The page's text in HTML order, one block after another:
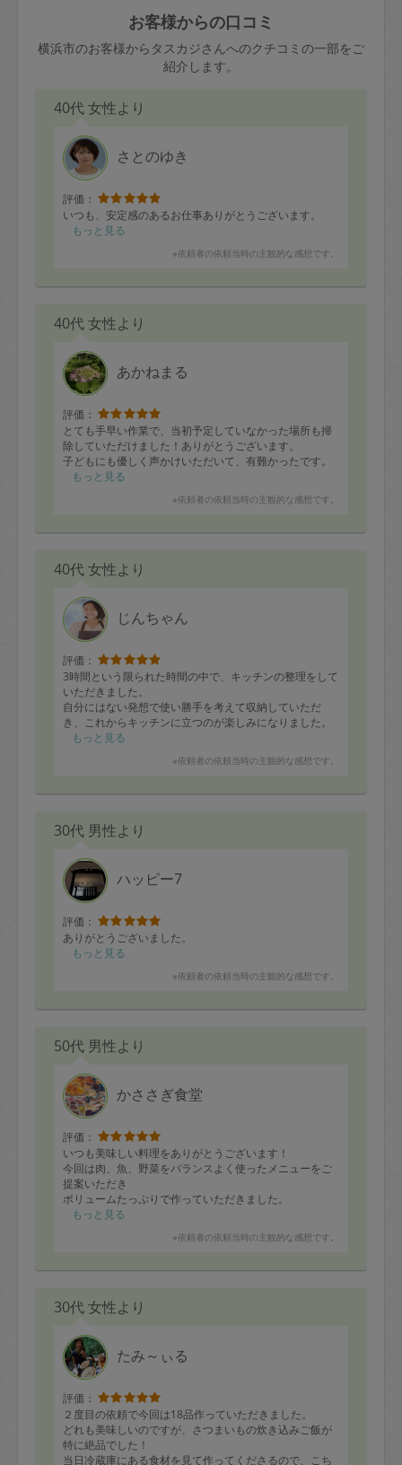
お客様からの口コミ
横浜市のお客様からタスカジさんへのクチコミの一部をご
紹介します。
40代 女性より
さとのゆき
評価：
いつも、安定感のあるお仕事ありがとうございます。
もっと見る
※依頼者の依頼当時の主観的な感想です。
40代 女性より
あかねまる
評価：
とても手早い作業で、当初予定していなかった場所も掃
除していただけました！ありがとうございます。
子どもにも優しく声かけいただいて、有難かったです。
もっと見る
※依頼者の依頼当時の主観的な感想です。
40代 女性より
じんちゃん
評価：
3時間という限られた時間の中で、キッチンの整理をして
いただきました。
自分にはない発想で使い勝手を考えて収納していただ
き、これからキッチンに立つのが楽しみになりました。
もっと見る
※依頼者の依頼当時の主観的な感想です。
30代 男性より
ハッピー7
評価：
ありがとうございました。
もっと見る
※依頼者の依頼当時の主観的な感想です。
50代 男性より
かささぎ食堂
評価：
いつも美味しい料理をありがとうございます！
今回は肉、魚、野菜をバランスよく使ったメニューをご
提案いただき
ボリュームたっぷりで作っていただきました。
お昼に早速いただきましたが、子供が何度もおかわりし
また、よろしくお願いいたします。
もっと見る
※依頼者の依頼当時の主観的な感想です。
30代 女性より
たみ～ぃる
評価：
２度目の依頼で今回は18品作っていただきました。
どれも美味しいのですが、さつまいもの炊き込みご飯が
特に絶品でした！
当日冷蔵庫にある食材を見て作ってくださるので、こち